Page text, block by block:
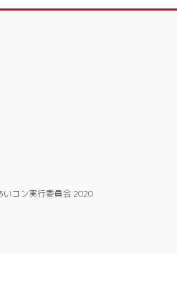
コン実行委員会 2020